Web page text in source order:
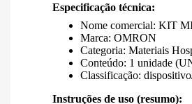
Especificação técnica:
Nome comercial: KIT
Marca: OMRON
Categoria: Materiais
Conteúdo: 1 unidade
Classificação:
Instruções de uso (resumo):